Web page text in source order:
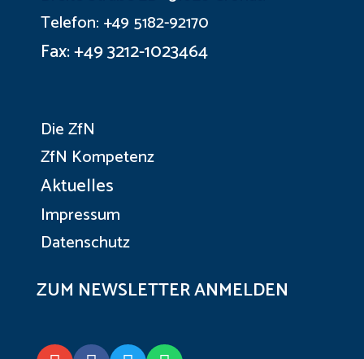
Telefon: +49 5182-92170
Fax: +49 3212-1023464
Die ZfN
ZfN Kompetenz
Aktuelles
Impressum
Datenschutz
ZUM NEWSLETTER ANMELDEN